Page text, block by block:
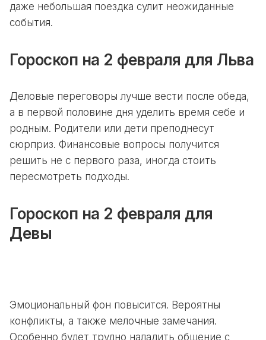
даже небольшая поездка сулит неожиданные
события.
Гороскоп на 2 февраля для Льва
Деловые переговоры лучше вести после обеда,
а в первой половине дня уделить время себе и
родным. Родители или дети преподнесут
сюрприз. Финансовые вопросы получится
решить не с первого раза, иногда стоить
пересмотреть подходы.
Гороскоп на 2 февраля для
Девы
Эмоциональный фон повысится. Вероятны
конфликты, а также мелочные замечания.
Особенно будет трудно наладить общение с